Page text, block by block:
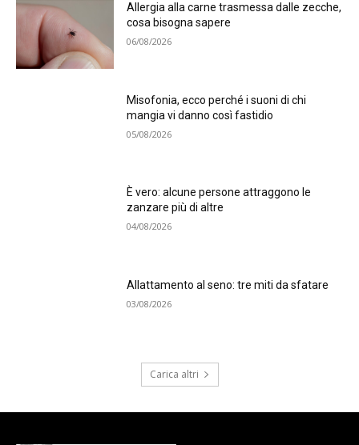
Allergia alla carne trasmessa dalle zecche,
cosa bisogna sapere
06/08/2026
Misofonia, ecco perché i suoni di chi
mangia vi danno così fastidio
05/08/2026
È vero: alcune persone attraggono le
zanzare più di altre
04/08/2026
Allattamento al seno: tre miti da sfatare
03/08/2026
Carica altri